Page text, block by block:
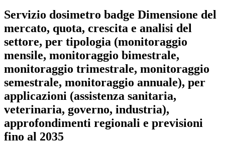
Servizio dosimetro badge Dimensione del
mercato, quota, crescita e analisi del
settore, per tipologia (monitoraggio
mensile, monitoraggio bimestrale,
monitoraggio trimestrale, monitoraggio
semestrale, monitoraggio annuale), per
applicazioni (assistenza sanitaria,
veterinaria, governo, industria),
approfondimenti regionali e previsioni
fino al 2035